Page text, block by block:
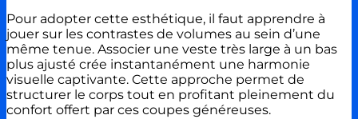
Pour adopter cette esthétique, il faut apprendre à
jouer sur les contrastes de volumes au sein d’une
même tenue. Associer une veste très large à un bas
plus ajusté crée instantanément une harmonie
visuelle captivante. Cette approche permet de
structurer le corps tout en profitant pleinement du
confort offert par ces coupes généreuses.